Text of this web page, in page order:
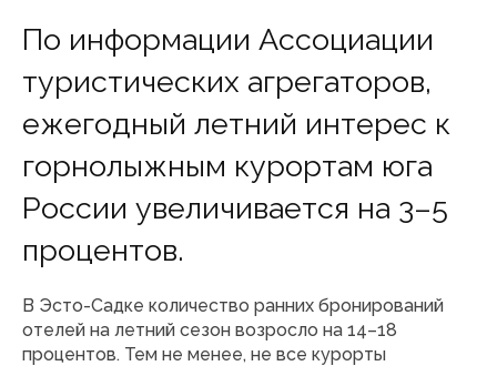
По информации Ассоциации
туристических агрегаторов,
ежегодный летний интерес к
горнолыжным курортам юга
России увеличивается на 3–5
процентов.
В Эсто-Садке количество ранних бронирований
отелей на летний сезон возросло на 14–18
процентов. Тем не менее, не все курорты